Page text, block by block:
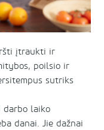
įtraukti ir
poilsio ir
sutriks
darbo laiko
danai. Jie dažnai